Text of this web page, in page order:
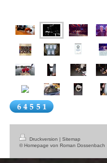
Druckversion | Sitemap
© Homepage von Roman Dossenbach